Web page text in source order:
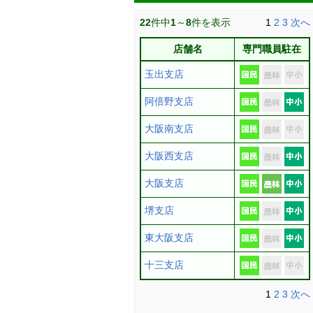
22件中1～8件を表示 1 2 3 次へ
店舗名 専門職員駐在
玉出支店
阿倍野支店
大阪南支店
大阪西支店
大阪支店
堺支店
東大阪支店
十三支店
1 2 3 次へ